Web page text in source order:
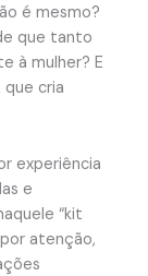
é mesmo?
que tanto
à mulher? E
cria
experiência
e
“kit
atenção,